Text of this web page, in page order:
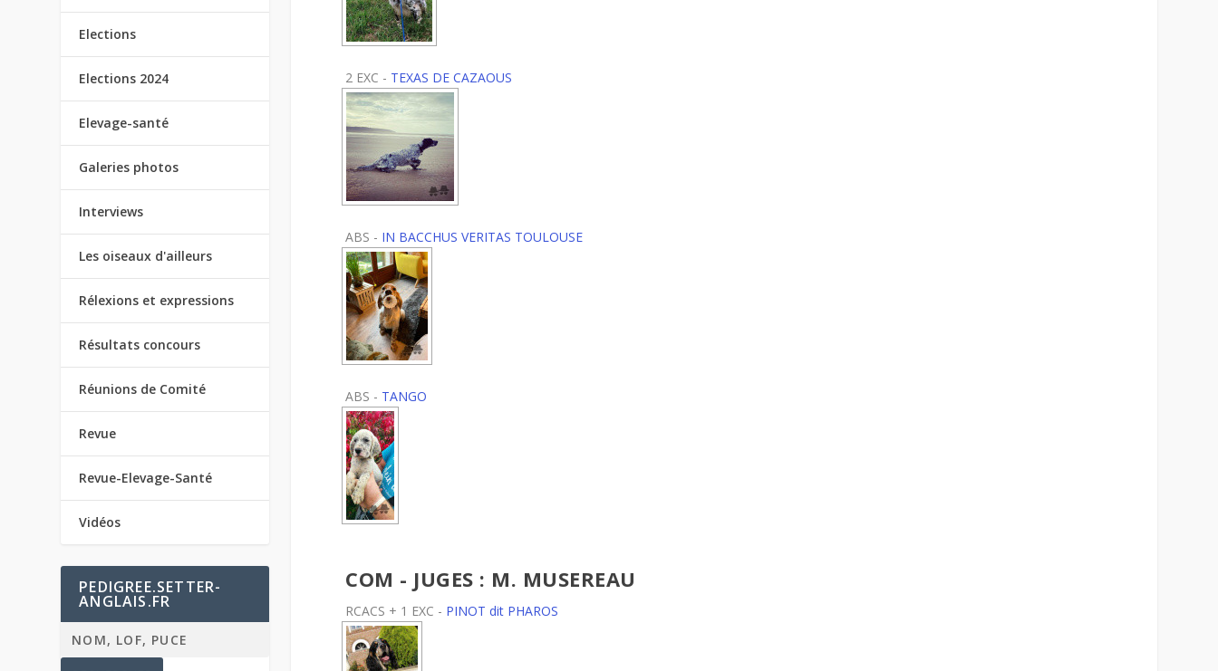
2 EXC - TEXAS DE CAZAOUS
ABS - IN BACCHUS VERITAS TOULOUSE
ABS - TANGO
COM - JUGES : M. MUSEREAU
RCACS + 1 EXC - PINOT dit PHAROS
Elections
Elections 2024
Elevage-santé
Galeries photos
Interviews
Les oiseaux d'ailleurs
Rélexions et expressions
Résultats concours
Réunions de Comité
Revue
Revue-Elevage-Santé
Vidéos
PEDIGREE.SETTER-
ANGLAIS.FR